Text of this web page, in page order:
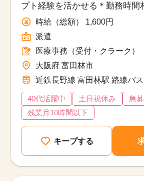
プト経験を活かせる＊勤務時間
勤OK時給（総額） 1,600円
派遣
医療事務（受付・クラーク）
大阪府 富田林市
近鉄長野線 富田林駅 路線バ
40代活躍中 土日祝休み
急募
残業月10時間以下
キープする